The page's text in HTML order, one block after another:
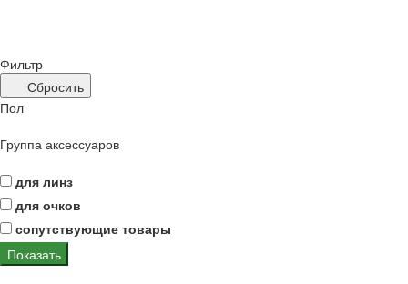
Фильтр
Сбросить
Пол
Группа аксессуаров
для линз
для очков
сопутствующие товары
Показать